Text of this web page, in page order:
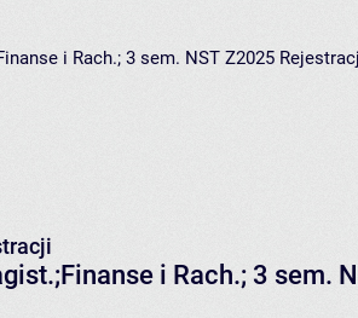
i Rach.; 3 sem. NST Z2025
i Rach.; 3 sem.